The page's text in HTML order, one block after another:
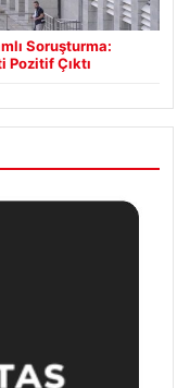
Soruşturma:
Pozitif Çıktı